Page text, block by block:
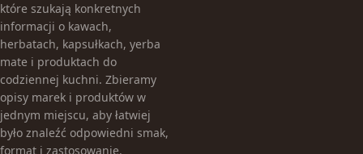
które szukają konkretnych
informacji o kawach,
herbatach, kapsułkach, yerba
mate i produktach do
codziennej kuchni. Zbieramy
opisy marek i produktów w
jednym miejscu, aby łatwiej
było znaleźć odpowiedni smak,
format i zastosowanie.